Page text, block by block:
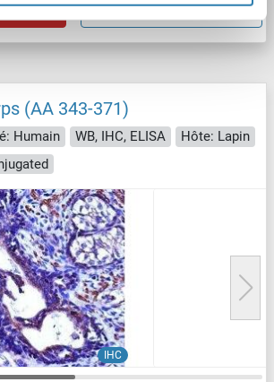
Détails
(AA 343-371)
Humain WB, IHC, ELISA
Hôte: Lapin
IHC